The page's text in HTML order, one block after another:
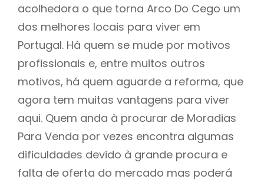
acolhedora o que torna Arco Do Cego um
dos melhores locais para viver em
Portugal. Há quem se mude por motivos
profissionais e, entre muitos outros
motivos, há quem aguarde a reforma, que
agora tem muitas vantagens para viver
aqui. Quem anda à procurar de Moradias
Para Venda por vezes encontra algumas
dificuldades devido à grande procura e
falta de oferta do mercado mas poderá